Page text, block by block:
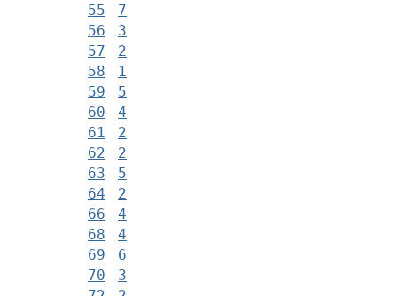
55
7
56
3
57
2
58
1
59
5
60
4
61
2
62
2
63
5
64
2
66
4
68
4
69
6
70
3